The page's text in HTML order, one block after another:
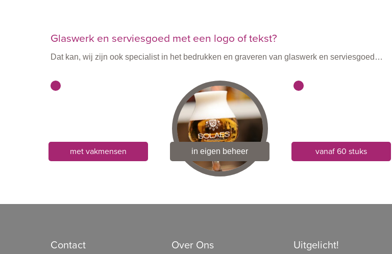
Glaswerk en serviesgoed met een logo of tekst?
Dat kan, wij zijn ook specialist in het bedrukken en graveren van glaswerk en serviesgoed…
met vakmensen in eigen beheer vanaf 60 stuks
Contact Over Ons Uitgelicht!